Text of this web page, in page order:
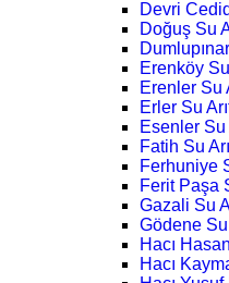
Devri
Doğuş Su
Erenköy
Erenler Su
Erler Su
Esenler Su
Fatih Su
Ferhuniye
Ferit Paşa
Gazali Su
Gödene Su
Hacı
Hacı